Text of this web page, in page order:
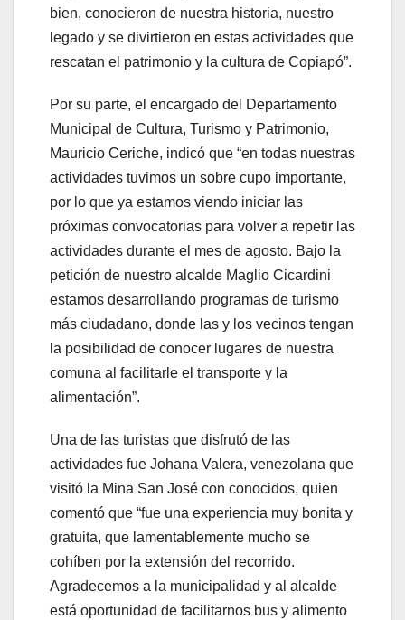
bien, conocieron de nuestra historia, nuestro
legado y se divirtieron en estas actividades que
rescatan el patrimonio y la cultura de Copiapó”.
Por su parte, el encargado del Departamento
Municipal de Cultura, Turismo y Patrimonio,
Mauricio Ceriche, indicó que “en todas nuestras
actividades tuvimos un sobre cupo importante,
por lo que ya estamos viendo iniciar las
próximas convocatorias para volver a repetir las
actividades durante el mes de agosto. Bajo la
petición de nuestro alcalde Maglio Cicardini
estamos desarrollando programas de turismo
más ciudadano, donde las y los vecinos tengan
la posibilidad de conocer lugares de nuestra
comuna al facilitarle el transporte y la
alimentación”.
Una de las turistas que disfrutó de las
actividades fue Johana Valera, venezolana que
visitó la Mina San José con conocidos, quien
comentó que “fue una experiencia muy bonita y
gratuita, que lamentablemente mucho se
cohíben por la extensión del recorrido.
Agradecemos a la municipalidad y al alcalde
está oportunidad de facilitarnos bus y alimento